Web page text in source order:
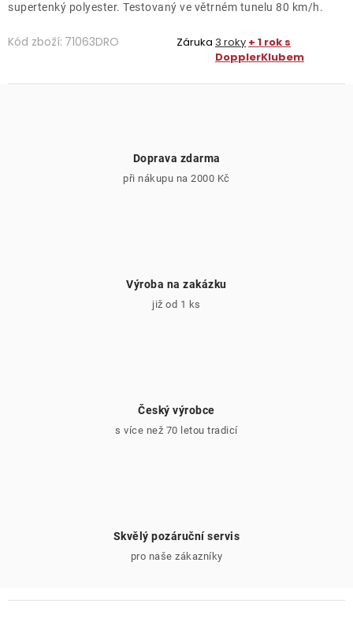
supertenký polyester. Testovaný ve větrném tunelu 80 km/h.
Kód zboží: 71063DRO Záruka 3 roky + 1 rok s
DopplerKlubem
Doprava zdarma
při nákupu na 2000 Kč
Výroba na zakázku
již od 1 ks
Český výrobce
s více než 70 letou tradicí
Skvělý pozáruční servis
pro naše zákazníky